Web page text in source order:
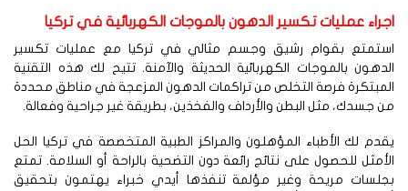
عمليات تكسير الدهون بالموجات الكهربائية في تركيا
بقوام رشيق وجسم مثالي في تركيا مع عمليات تكسير
بالموجات الكهربائية الحديثة والآمنة. تتيح لك هذه التقنية
فرصة التخلص من تراكمات الدهون المزعجة في مناطق محددة
جسدك، مثل البطن والأرداف والفخذين، بطريقة غير جراحية وفعالة.
لك الأطباء المؤهلون والمراكز الطبية المتخصصة في تركيا الحل
للحصول على نتائج رائعة دون التضحية بالراحة أو السلامة. تمتع
مريحة وغير مؤلمة تنفذها أيدي خبراء يهتمون بتحقيق